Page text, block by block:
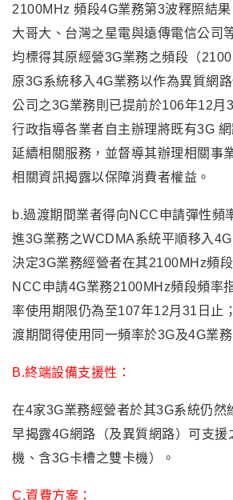
2100MHz 頻段4G業務第3波釋照結
大哥大、台灣之星電與遠傳電信公司
均標得其原經營3G業務之頻段（
原3G系統移入4G業務以作為異質網
公司之3G業務則已提前於106年12月
行政指導各業者自主辦理將既有3G
延續相關服務，並督導其辦理相關事
相關資訊揭露以保障消費者權益。
b.過渡期間業者得向NCC申請彈性頻
進3G業務之WCDMA系統平順移入4G
決定3G業務經營者在其2100MHz頻
NCC申請4G業務2100MHz頻段頻率
率使用期限仍為至107年12月31日止
渡期間得使用同一頻率於3G及4G業務
B.終端設備支援性：
在4家3G業務經營者於其3G系統仍然
早揭露4G網路（及異質網路）可支援
機、含3G卡槽之雙卡機）。
C.資費方案：